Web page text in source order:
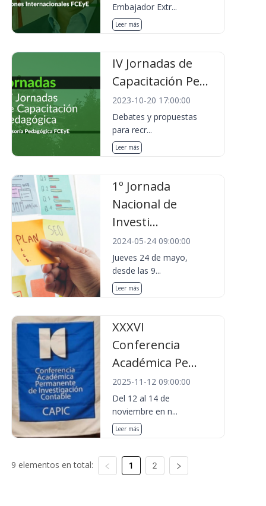
Embajador Extr...
Leer más
IV Jornadas de
Capacitación Pe...
2023-10-20 17:00:00
Debates y propuestas
para recr...
Leer más
1º Jornada
Nacional de
Investi...
2024-05-24 09:00:00
Jueves 24 de mayo,
desde las 9...
Leer más
XXXVI
Conferencia
Académica Pe...
2025-11-12 09:00:00
Del 12 al 14 de
noviembre en n...
Leer más
9 elementos en total: 1 2